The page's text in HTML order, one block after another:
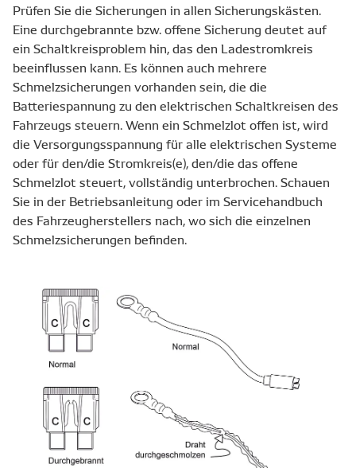
Prüfen Sie die Sicherungen in allen Sicherungskästen.
Eine durchgebrannte bzw. offene Sicherung deutet auf
ein Schaltkreisproblem hin, das den Ladestromkreis
beeinflussen kann. Es können auch mehrere
Schmelzsicherungen vorhanden sein, die die
Batteriespannung zu den elektrischen Schaltkreisen des
Fahrzeugs steuern. Wenn ein Schmelzlot offen ist, wird
die Versorgungsspannung für alle elektrischen Systeme
oder für den/die Stromkreis(e), den/die das offene
Schmelzlot steuert, vollständig unterbrochen. Schauen
Sie in der Betriebsanleitung oder im Servicehandbuch
des Fahrzeugherstellers nach, wo sich die einzelnen
Schmelzsicherungen befinden.